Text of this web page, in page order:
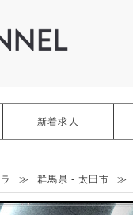
新着求人
≫ 群馬県 - 太田市 ≫